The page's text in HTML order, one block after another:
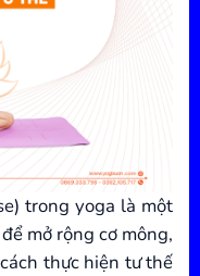
trong yoga là một
mở rộng cơ mông,
thực hiện tư thế